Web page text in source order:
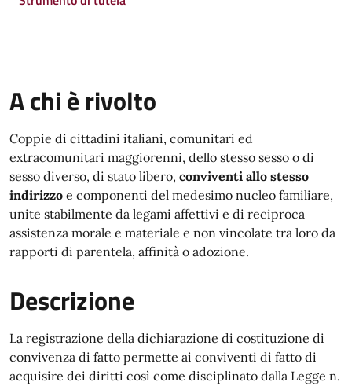
A chi è rivolto
Coppie di cittadini italiani, comunitari ed
extracomunitari maggiorenni, dello stesso sesso o di
sesso diverso, di stato libero, conviventi allo stesso
indirizzo e componenti del medesimo nucleo familiare,
unite stabilmente da legami affettivi e di reciproca
assistenza morale e materiale e non vincolate tra loro da
rapporti di parentela, affinità o adozione.
Descrizione
La registrazione della dichiarazione di costituzione di
convivenza di fatto permette ai conviventi di fatto di
acquisire dei diritti così come disciplinato dalla Legge n.